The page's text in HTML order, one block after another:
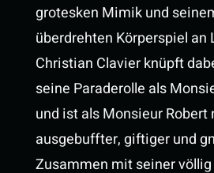
grotesken Mimik und
überdrehten Körperspiel an
Christian Clavier knüpft
seine Paraderolle als
und ist als Monsieur Robert
ausgebuffter, giftiger und
Zusammen mit seiner